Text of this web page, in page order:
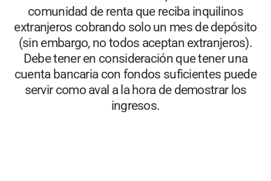
comunidad de renta que reciba inquilinos
extranjeros cobrando solo un mes de depósito
(sin embargo, no todos aceptan extranjeros).
Debe tener en consideración que tener una
cuenta bancaria con fondos suficientes puede
servir como aval a la hora de demostrar los
ingresos.